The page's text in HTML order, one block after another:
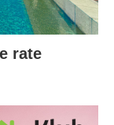
rate